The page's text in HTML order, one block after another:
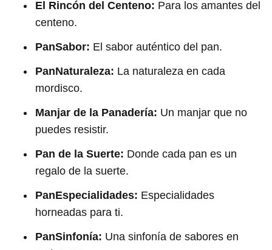
El Rincón del Centeno: Para los amantes del
centeno.
PanSabor: El sabor auténtico del pan.
PanNaturaleza: La naturaleza en cada
mordisco.
Manjar de la Panadería: Un manjar que no
puedes resistir.
Pan de la Suerte: Donde cada pan es un
regalo de la suerte.
PanEspecialidades: Especialidades
horneadas para ti.
PanSinfonía: Una sinfonía de sabores en